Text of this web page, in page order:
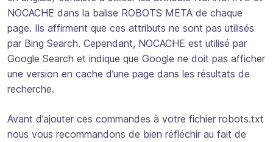
NOCACHE dans la balise ROBOTS META de chaque
page. Ils affirment que ces attributs ne sont pas utilisés
par Bing Search. Cependant, NOCACHE est utilisé par
Google Search et indique que Google ne doit pas afficher
une version en cache d’une page dans les résultats de
recherche.
Avant d’ajouter ces commandes à votre fichier robots.txt
nous vous recommandons de bien réfléchir au fait de